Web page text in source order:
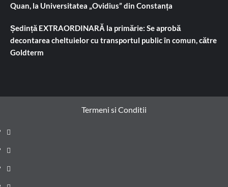
Quan, la Universitatea „Ovidius” din Constanța
Ședință EXTRAORDINARĂ la primărie: Se aprobă
decontarea cheltuielor cu transportul public în comun, către
Goldterm
Termeni si Conditii
Prima
pagină
Știri
de
ultima
Administrație
locală
Actualitate